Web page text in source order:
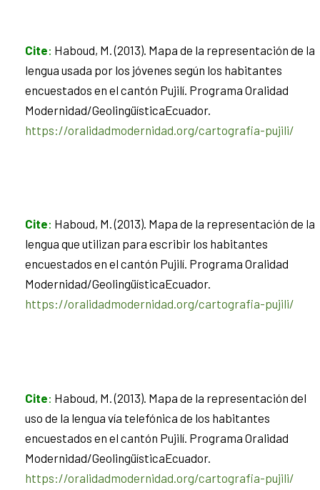
Cite: Haboud, M. (2013). Mapa de la representación de la
lengua usada por los jóvenes según los habitantes
encuestados en el cantón Pujilí. Programa Oralidad
Modernidad/GeolingüísticaEcuador.
https://oralidadmodernidad.org/cartografia-pujili/
Cite: Haboud, M. (2013). Mapa de la representación de la
lengua que utilizan para escribir los habitantes
encuestados en el cantón Pujilí. Programa Oralidad
Modernidad/GeolingüísticaEcuador.
https://oralidadmodernidad.org/cartografia-pujili/
Cite: Haboud, M. (2013). Mapa de la representación del
uso de la lengua vía telefónica de los habitantes
encuestados en el cantón Pujilí. Programa Oralidad
Modernidad/GeolingüísticaEcuador.
https://oralidadmodernidad.org/cartografia-pujili/